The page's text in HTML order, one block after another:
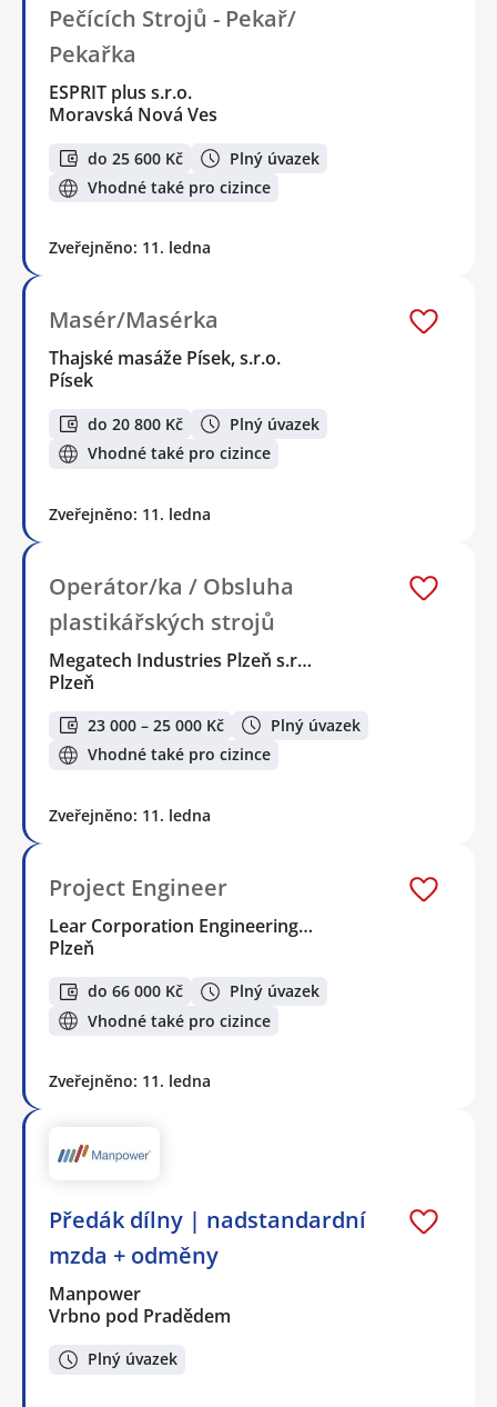
Pečících Strojů - Pekař/
Pekařka
ESPRIT plus s.r.o.
Moravská Nová Ves
do 25 600 Kč
Plný úvazek
Vhodné také pro cizince
Zveřejněno: 11. ledna
Masér/Masérka
Thajské masáže Písek, s.r.o.
Písek
do 20 800 Kč
Plný úvazek
Vhodné také pro cizince
Zveřejněno: 11. ledna
Operátor/ka / Obsluha
plastikářských strojů
Megatech Industries Plzeň s.r…
Plzeň
23 000 – 25 000 Kč
Plný úvazek
Vhodné také pro cizince
Zveřejněno: 11. ledna
Project Engineer
Lear Corporation Engineering…
Plzeň
do 66 000 Kč
Plný úvazek
Vhodné také pro cizince
Zveřejněno: 11. ledna
Předák dílny | nadstandardní
mzda + odměny
Manpower
Vrbno pod Pradědem
Plný úvazek